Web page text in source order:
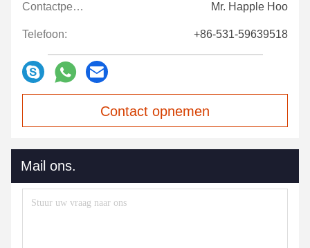
Contactpersonen: Mr. Happle Hoo
Telefoon: +86-531-59639518
Contact opnemen
Mail ons.